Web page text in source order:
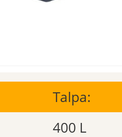
Talpa:
400 L